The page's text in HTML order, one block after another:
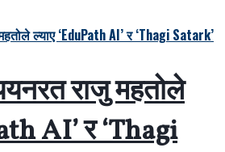
राजु महतोले
AI’ र ‘Thagi